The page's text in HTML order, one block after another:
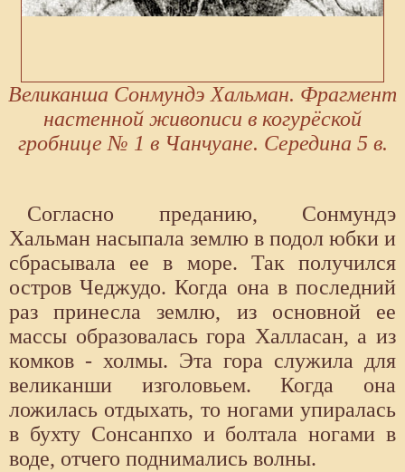
Великанша Сонмундэ Хальман. Фрагмент
настенной живописи в когурёской
гробнице № 1 в Чанчуане. Середина 5 в.
Согласно преданию, Сонмундэ
Хальман насыпала землю в подол юбки и
сбрасывала ее в море. Так получился
остров Чеджудо. Когда она в последний
раз принесла землю, из основной ее
массы образовалась гора Халласан, а из
комков - холмы. Эта гора служила для
великанши изголовьем. Когда она
ложилась отдыхать, то ногами упиралась
в бухту Сонсанпхо и болтала ногами в
воде, отчего поднимались волны.